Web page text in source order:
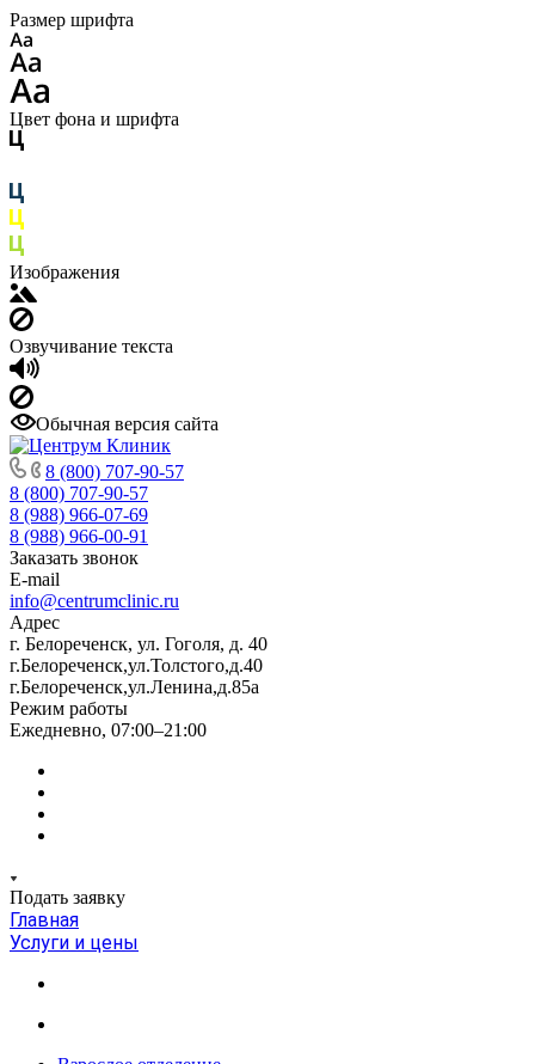
Размер шрифта
Цвет фона и шрифта
Изображения
Озвучивание текста
Обычная версия сайта
8 (800) 707-90-57
8 (800) 707-90-57
8 (988) 966-07-69
8 (988) 966-00-91
Заказать звонок
E-mail
info@centrumclinic.ru
Адрес
г. Белореченск, ул. Гоголя, д. 40
г.Белореченск,ул.Толстого,д.40
г.Белореченск,ул.Ленина,д.85а
Режим работы
Ежедневно, 07:00–21:00
Подать заявку
Главная
Услуги и цены